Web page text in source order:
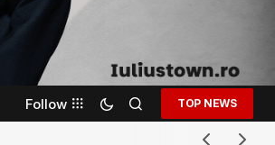
Follow TOP NEWS